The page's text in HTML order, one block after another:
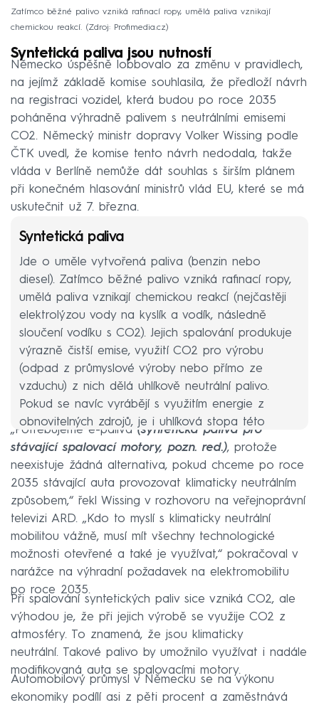
Zatímco běžné palivo vzniká rafinací ropy, umělá paliva vznikají
chemickou reakcí.
Zdroj: Profimedia.cz
Syntetická paliva jsou nutností
Německo úspěšně lobbovalo za změnu v pravidlech,
na jejímž základě komise souhlasila, že předloží návrh
na registraci vozidel, která budou po roce 2035
poháněna výhradně palivem s neutrálními emisemi
CO2. Německý ministr dopravy Volker Wissing podle
ČTK uvedl, že komise tento návrh nedodala, takže
vláda v Berlíně nemůže dát souhlas s širším plánem
při konečném hlasování ministrů vlád EU, které se má
uskutečnit už 7. března.
Syntetická paliva
Jde o uměle vytvořená paliva (benzin nebo
diesel). Zatímco běžné palivo vzniká rafinací ropy,
umělá paliva vznikají chemickou reakcí (nejčastěji
elektrolýzou vody na kyslík a vodík, následně
sloučení vodíku s CO2). Jejich spalování produkuje
výrazně čistší emise, využití CO2 pro výrobu
(odpad z průmyslové výroby nebo přímo ze
vzduchu) z nich dělá uhlíkově neutrální palivo.
Pokud se navíc vyrábějí s využitím energie z
obnovitelných zdrojů, je i uhlíková stopa této
produkce nižší než u klasických paliv.
„Potřebujeme e-paliva (syntetická paliva pro
stávající spalovací motory, pozn. red.), protože
neexistuje žádná alternativa, pokud chceme po roce
2035 stávající auta provozovat klimaticky neutrálním
způsobem,“ řekl Wissing v rozhovoru na veřejnoprávní
televizi ARD. „Kdo to myslí s klimaticky neutrální
mobilitou vážně, musí mít všechny technologické
možnosti otevřené a také je využívat,“ pokračoval v
narážce na výhradní požadavek na elektromobilitu
po roce 2035.
Při spalování syntetických paliv sice vzniká CO2, ale
výhodou je, že při jejich výrobě se využije CO2 z
atmosféry. To znamená, že jsou klimaticky
neutrální. Takové palivo by umožnilo využívat i nadále
modifikovaná auta se spalovacími motory.
Automobilový průmysl v Německu se na výkonu
ekonomiky podílí asi z pěti procent a zaměstnává